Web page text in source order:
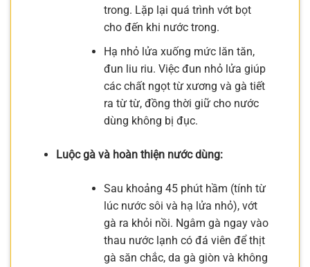
trong. Lặp lại quá trình vớt bọt
cho đến khi nước trong.
Hạ nhỏ lửa xuống mức lăn tăn,
đun liu riu. Việc đun nhỏ lửa giúp
các chất ngọt từ xương và gà tiết
ra từ từ, đồng thời giữ cho nước
dùng không bị đục.
Luộc gà và hoàn thiện nước dùng:
Sau khoảng 45 phút hầm (tính từ
lúc nước sôi và hạ lửa nhỏ), vớt
gà ra khỏi nồi. Ngâm gà ngay vào
thau nước lạnh có đá viên để thịt
gà săn chắc, da gà giòn và không